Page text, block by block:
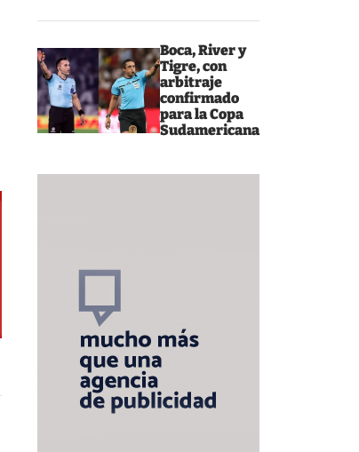
Boca, River y
Tigre, con
arbitraje
confirmado
para la Copa
Sudamericana